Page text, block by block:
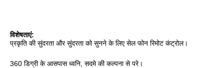
विशेषताएं:
प्रकृति की सुंदरता और सुंदरता को सुनने के लिए सेल फोन रिमोट कंट्रोल।
360 डिग्री के आसपास ध्वनि, सदमे की कल्पना से परे।